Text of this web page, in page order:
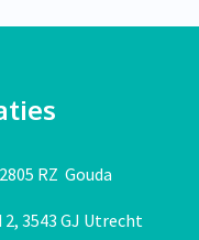
RZ Gouda
2, 3543 GJ Utrecht